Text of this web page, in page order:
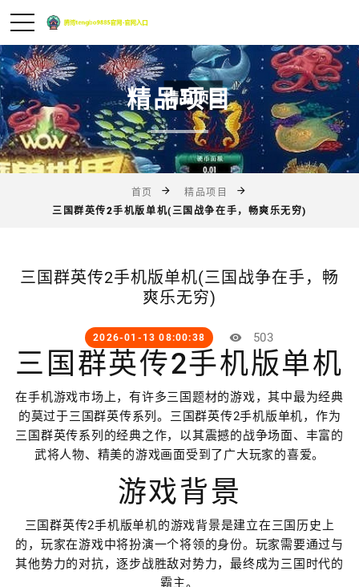
精品项目
首页
精品项目
三国群英传2手机版单机(三国战争在手，畅爽乐无穷)
三国群英传2手机版单机(三国战争在手，畅
爽乐无穷)
2026-01-13 08:00:38 503
三国群英传2手机版单机
在手机游戏市场上，有许多三国题材的游戏，其中最为经典
的莫过于三国群英传系列。三国群英传2手机版单机，作为
三国群英传系列的经典之作，以其震撼的战争场面、丰富的
武将人物、精美的游戏画面受到了广大玩家的喜爱。
游戏背景
三国群英传2手机版单机的游戏背景是建立在三国历史上
的，玩家在游戏中将扮演一个将领的身份。玩家需要通过与
其他势力的对抗，逐步战胜敌对势力，最终成为三国时代的
霸主。